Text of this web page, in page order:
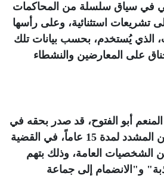
في سياق سلسلة من المحاكمات
تشريعات استثنائية، وعلى رأسها
الذي يُستخدم، بحسب بيانات تلك
على المعارضين والنشطاء
المنعم أبو الفتوح، قد صدر بحقه في
مايو 2022 حكم بالسجن المشدد لمدة 15 عاماً، في القضية
الشخصيات العامة، وذلك بتهم
و"الانضمام إلى جماعة